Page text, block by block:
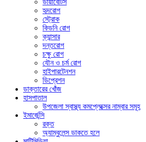
হৃদরোগ
স্ট্রোক
কিডনি রোগ
ক্যান্সার
দন্তরোগ
চক্ষু রোগ
যৌন ও চর্ম রোগ
হাইপারটেনশন
ডিপ্রেশন
ডাক্তারের খোঁজ
হাসপাতাল
উপজেলা স্বাস্থ্য কমপ্লেক্সের নাম্বার সমূহ
ইমার্জেন্সি
রক্ত
অ্যাম্বুলেন্স ডাকতে হলে